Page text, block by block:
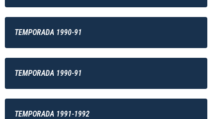
TEMPORADA 1990-91
TEMPORADA 1990-91
TEMPORADA 1991-1992